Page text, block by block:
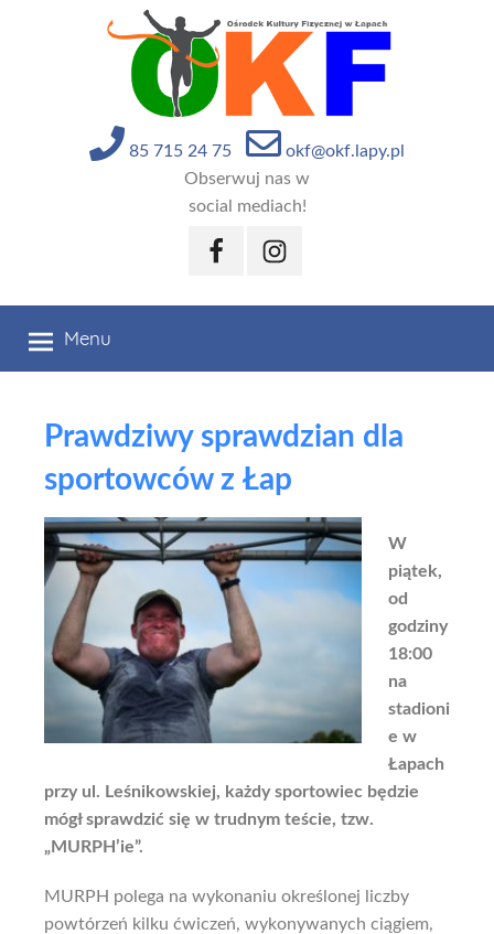
85 715 24 75
okf@okf.lapy.pl
Obserwuj nas w
social mediach!
FacebookInstagram
Menu
Prawdziwy sprawdzian dla
sportowców z Łap
W
piątek,
od
godziny
18:00
na
stadioni
e w
Łapach
przy ul. Leśnikowskiej, każdy sportowiec będzie
mógł sprawdzić się w trudnym teście, tzw.
„MURPH’ie”.
MURPH polega na wykonaniu określonej liczby
powtórzeń kilku ćwiczeń, wykonywanych ciągiem,